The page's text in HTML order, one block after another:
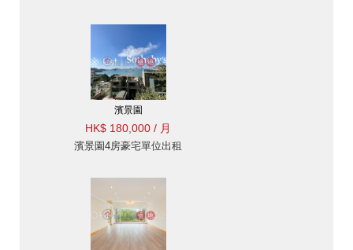
濱景園
HK$ 180,000 / 月
濱景園4房豪宅單位出租